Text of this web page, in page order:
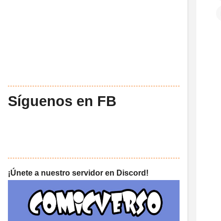
Síguenos en FB
¡Únete a nuestro servidor en Discord!